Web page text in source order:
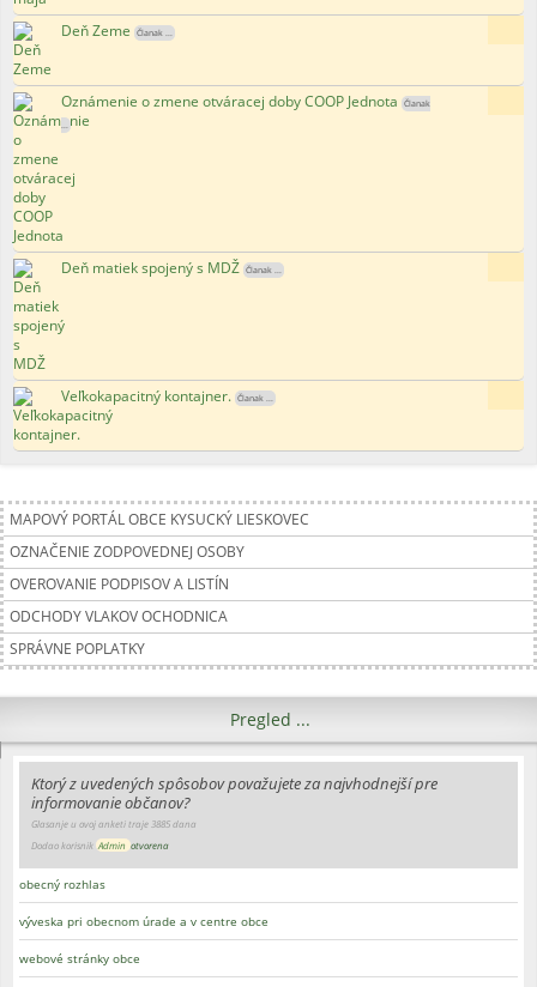
Deň Zeme Članak ...
Oznámenie o zmene otváracej doby COOP Jednota Članak
Deň matiek spojený s MDŽ Članak ...
Veľkokapacitný kontajner. Članak ...
MAPOVÝ PORTÁL OBCE KYSUCKÝ LIESKOVEC
OZNAČENIE ZODPOVEDNEJ OSOBY
OVEROVANIE PODPISOV A LISTÍN
ODCHODY VLAKOV OCHODNICA
SPRÁVNE POPLATKY
Pregled ...
Ktorý z uvedených spôsobov považujete za najvhodnejší pre
informovanie občanov?
Glasanje u ovoj anketi traje 3885 dana
Dodao korisnik Admin otvorena
obecný rozhlas
výveska pri obecnom úrade a v centre obce
webové stránky obce